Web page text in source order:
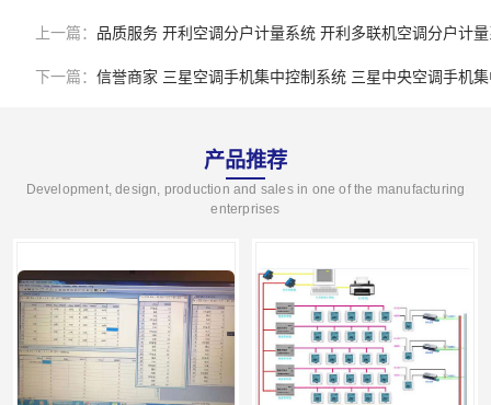
上一篇： 品质服务 开利空调分户计量系统 开利多联机空调分户计
下一篇： 信誉商家 三星空调手机集中控制系统 三星中央空调手机
产品推荐
Development, design, production and sales in one of the manufacturing
enterprises